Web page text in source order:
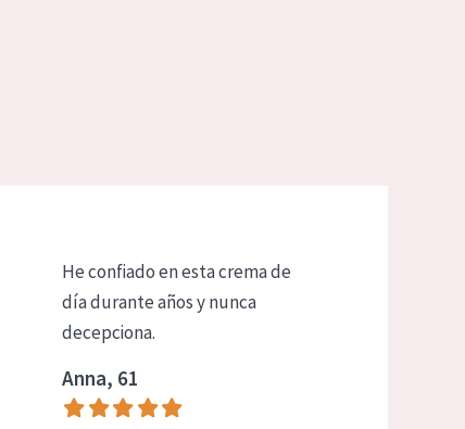
He confiado en esta crema de
día durante años y nunca
decepciona.
Anna, 61